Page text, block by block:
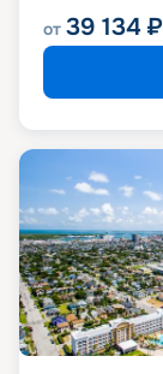
от 39 134 ₽